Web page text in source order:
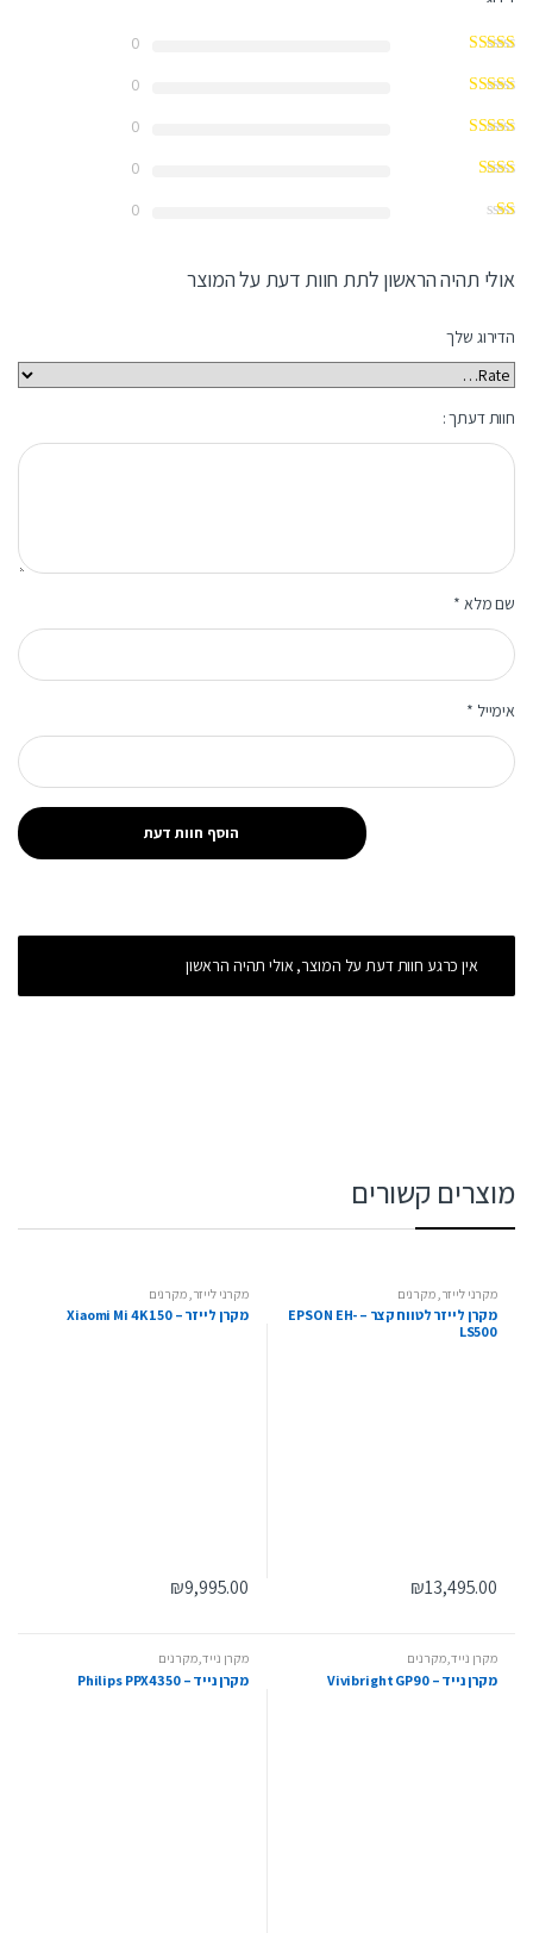
0
0
0
0
0
אולי תהיה הראשון לתת חוות דעת על המוצר
הדירוג שלך
חוות דעתך :
שם מלא *
אימייל *
אין כרגע חוות דעת על המוצר, אולי תהיה הראשון
מוצרים קשורים
מקרני לייזר ,מקרנים
מקרן לייזר לטווח קצר – EPSON EH-
LS500
₪13,495.00
מקרני לייזר ,מקרנים
מקרן לייזר – Xiaomi Mi 4K 150
₪9,995.00
מקרן נייד,מקרנים
מקרן נייד – Vivibright GP90
מקרן נייד,מקרנים
מקרן נייד – Philips PPX4350